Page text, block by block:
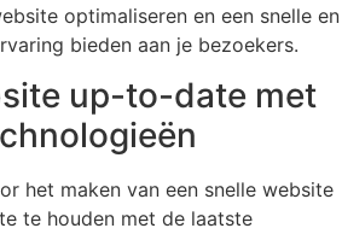
optimaliseren en een snelle en
bieden aan je bezoekers.
up-to-date met
het maken van een snelle website
te houden met de laatste